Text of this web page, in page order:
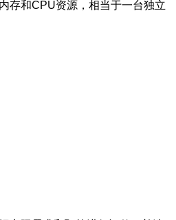
存和CPU资源，相当于一台独立